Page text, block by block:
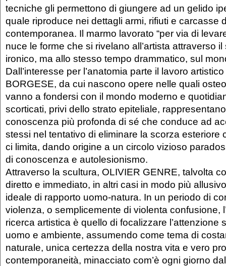
tecniche gli permettono di giungere ad un gelido
quale riproduce nei dettagli armi, rifiuti e carcasse
contemporanea. Il marmo lavorato “per via di
nuce le forme che si rivelano all’artista attraverso
ironico, ma allo stesso tempo drammatico, sul
Dall’interesse per l’anatomia parte il lavoro
BORGESE, da cui nascono opere nelle quali
vanno a fondersi con il mondo moderno e
scorticati, privi dello strato epiteliale,
conoscenza più profonda di sé che conduce ad
stessi nel tentativo di eliminare la scorza esteriore
ci limita, dando origine a un circolo vizioso
di conoscenza e autolesionismo.
Attraverso la scultura, OLIVIER GENRE, talvolta
diretto e immediato, in altri casi in modo più
ideale di rapporto uomo-natura. In un periodo di
violenza, o semplicemente di violenta confusione,
ricerca artistica è quello di focalizzare l’attenzione
uomo e ambiente, assumendo come tema di
naturale, unica certezza della nostra vita e vero
contemporaneità, minacciato com’è ogni giorno